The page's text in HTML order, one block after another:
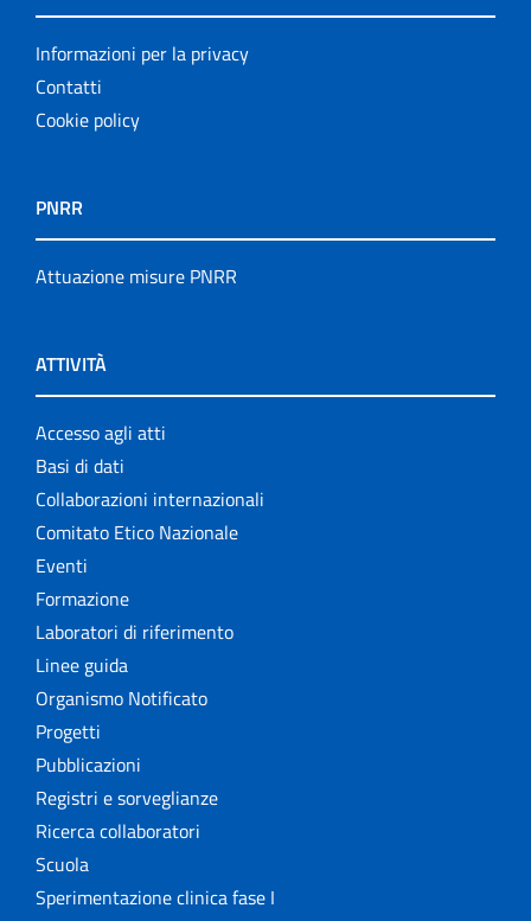
Informazioni per la privacy
Contatti
Cookie policy
PNRR
Attuazione misure PNRR
ATTIVITÀ
Accesso agli atti
Basi di dati
Collaborazioni internazionali
Comitato Etico Nazionale
Eventi
Formazione
Laboratori di riferimento
Linee guida
Organismo Notificato
Progetti
Pubblicazioni
Registri e sorveglianze
Ricerca collaboratori
Scuola
Sperimentazione clinica fase I